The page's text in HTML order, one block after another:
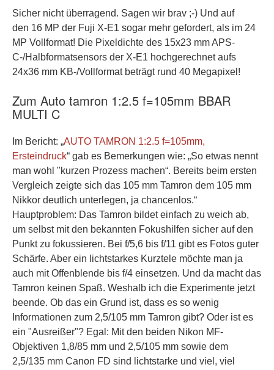
Sicher nicht überragend. Sagen wir brav ;-) Und auf
den 16 MP der Fuji X-E1 sogar mehr gefordert, als im 24
MP Vollformat! Die Pixeldichte des 15x23 mm APS-
C-/Halbformatsensors der X-E1 hochgerechnet aufs
24x36 mm KB-/Vollformat beträgt rund 40 Megapixel!
Zum Auto tamron 1:2.5 f=105mm BBAR
MULTI C
Im Bericht: „AUTO TAMRON 1:2.5 f=105mm,
Ersteindruck“ gab es Bemerkungen wie: „So etwas nennt
man wohl "kurzen Prozess machen“. Bereits beim ersten
Vergleich zeigte sich das 105 mm Tamron dem 105 mm
Nikkor deutlich unterlegen, ja chancenlos.“
Hauptproblem: Das Tamron bildet einfach zu weich ab,
um selbst mit den bekannten Fokushilfen sicher auf den
Punkt zu fokussieren. Bei f/5,6 bis f/11 gibt es Fotos guter
Schärfe. Aber ein lichtstarkes Kurztele möchte man ja
auch mit Offenblende bis f/4 einsetzen. Und da macht das
Tamron keinen Spaß. Weshalb ich die Experimente jetzt
beende. Ob das ein Grund ist, dass es so wenig
Informationen zum 2,5/105 mm Tamron gibt? Oder ist es
ein "Ausreißer"? Egal: Mit den beiden Nikon MF-
Objektiven 1,8/85 mm und 2,5/105 mm sowie dem
2,5/135 mm Canon FD sind lichtstarke und viel, viel